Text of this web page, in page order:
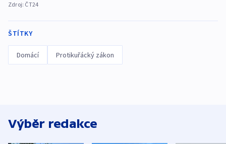
Zdroj: ČT24
ŠTÍTKY
Domácí Protikuřácký zákon
Výběr redakce